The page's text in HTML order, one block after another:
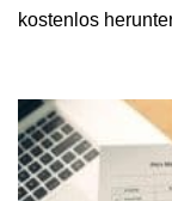
kostenlos